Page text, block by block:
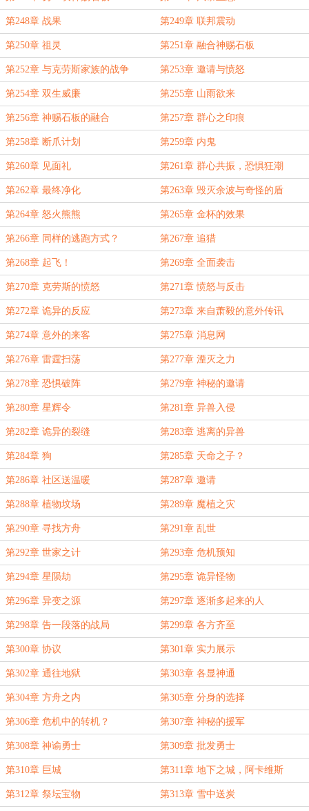
第248章 战果 第249章 联邦震动
第250章 祖灵 第251章 融合神赐石板
第252章 与克劳斯家族的战争 第253章 邀请与愤怒
第254章 双生威廉 第255章 山雨欲来
第256章 神赐石板的融合 第257章 群心之印痕
第258章 断爪计划 第259章 内鬼
第260章 见面礼 第261章 群心共振，恐惧狂潮
第262章 最终净化 第263章 毁灭余波与奇怪的盾
第264章 怒火熊熊 第265章 金杯的效果
第266章 同样的逃跑方式？ 第267章 追猎
第268章 起飞！ 第269章 全面袭击
第270章 克劳斯的愤怒 第271章 愤怒与反击
第272章 诡异的反应 第273章 来自萧毅的意外传讯
第274章 意外的来客 第275章 消息网
第276章 雷霆扫荡 第277章 湮灭之力
第278章 恐惧破阵 第279章 神秘的邀请
第280章 星辉令 第281章 异兽入侵
第282章 诡异的裂缝 第283章 逃离的异兽
第284章 狗 第285章 天命之子？
第286章 社区送温暖 第287章 邀请
第288章 植物坟场 第289章 魔植之灾
第290章 寻找方舟 第291章 乱世
第292章 世家之计 第293章 危机预知
第294章 星陨劫 第295章 诡异怪物
第296章 异变之源 第297章 逐渐多起来的人
第298章 告一段落的战局 第299章 各方齐至
第300章 协议 第301章 实力展示
第302章 通往地狱 第303章 各显神通
第304章 方舟之内 第305章 分身的选择
第306章 危机中的转机？ 第307章 神秘的援军
第308章 神谕勇士 第309章 批发勇士
第310章 巨城 第311章 地下之城，阿卡维斯
第312章 祭坛宝物 第313章 雪中送炭